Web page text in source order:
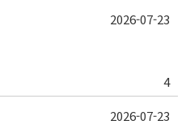
4
2026-07-23
2026-07-23